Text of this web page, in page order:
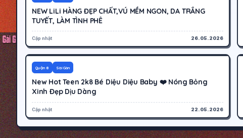
NEW LiLi HÀNG ĐẸP CHẤT,VÚ MỀM NGON, DA TRẮNG
TUYẾT, LÀM TÌNH PHÊ
Cập nhật 26.05.2026
1000K
Quận 8 Sài Gòn
New Hot Teen 2k8 Bé Diệu Diệu Baby ❤️ Nóng Bỏng
Xinh Đẹp Dịu Dàng
Cập nhật 22.05.2026
Phân trang bài viết